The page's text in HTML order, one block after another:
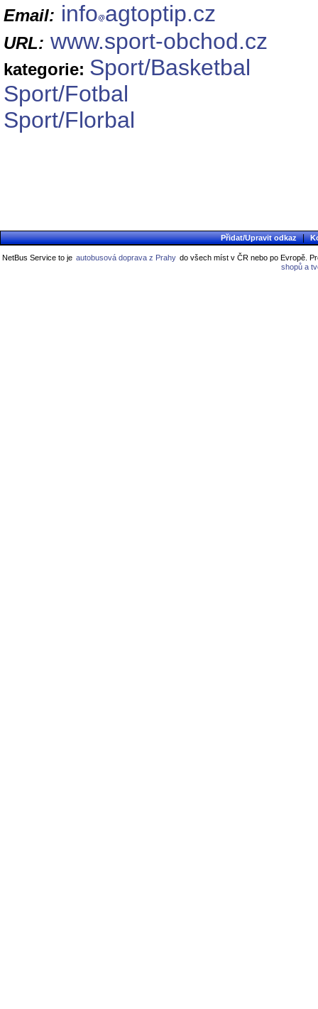
Email: info agtoptip.cz
URL: www.sport-obchod.cz
kategorie: Sport/Basketbal
Sport/Fotbal
Sport/Florbal
Přidat/Upravit odkaz |
NetBus Service to je autobusová doprava z Prahy do všech míst v ČR nebo po Evropě.
shopů a